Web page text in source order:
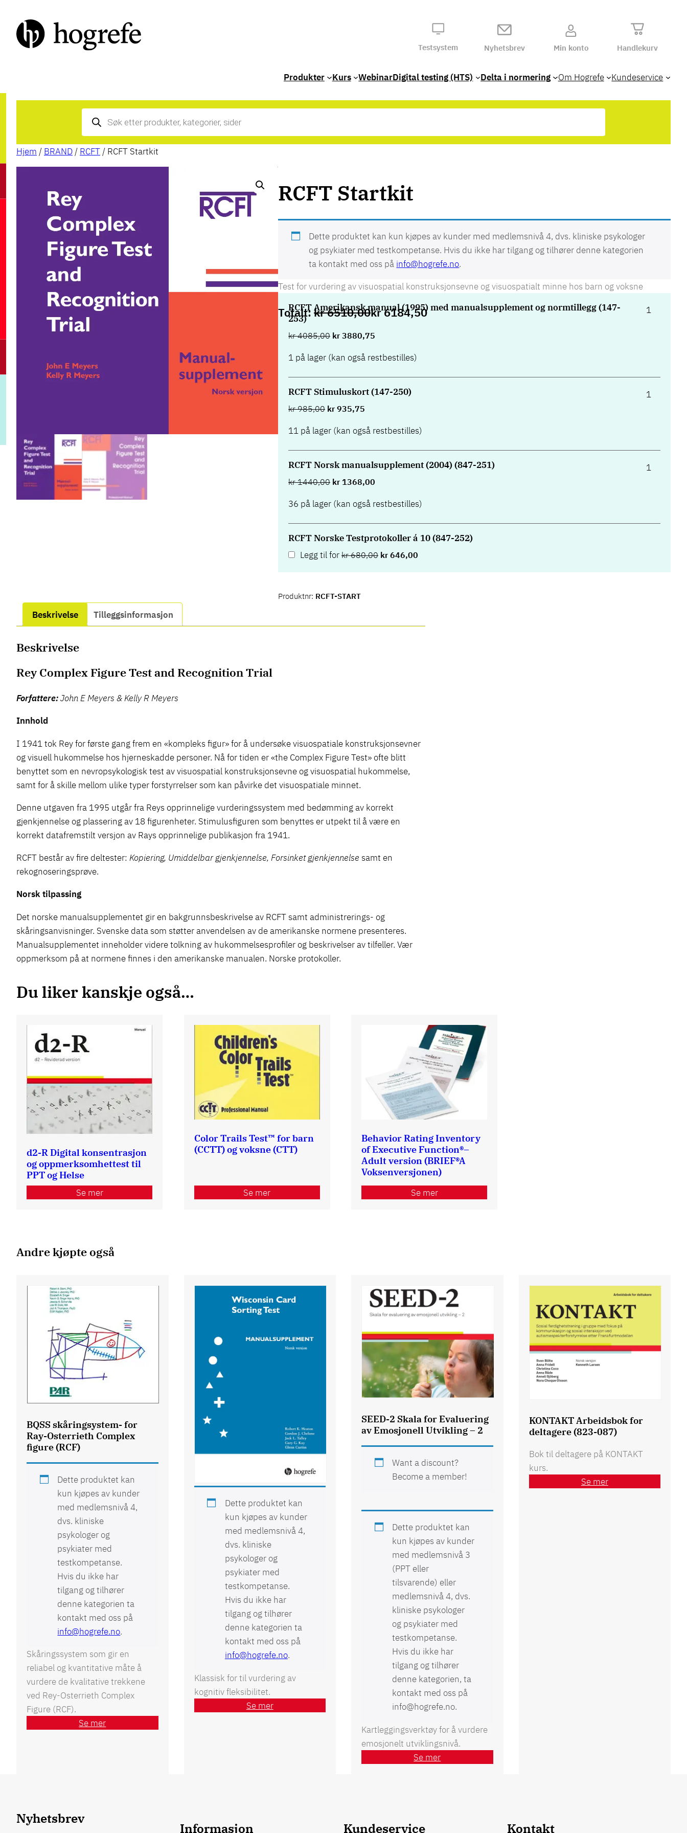
Testsystem Nyhetsbrev Min konto Handlekurv
Produkter Kurs WebinarDigital testing (HTS) Delta i normering Om Hogrefe Kundeservice
Products
search
Hjem / BRAND / RCFT / RCFT Startkit
RCFT Startkit
Dette produktet kan kun kjøpes av kunder med medlemsnivå 4, dvs. kliniske psykologer
og psykiater med testkompetanse. Hvis du ikke har tilgang og tilhører denne kategorien
ta kontakt med oss på info@hogrefe.no.
Test for vurdering av visuospatial konstruksjonsevne og visuospatialt minne hos barn og voksne
RCFT Amerikansk manual (1995) med manualsupplement og normtillegg (147-
253)
kr4085,00 kr 3880,75
1 på lager (kan også restbestilles)
1
RCFT Stimuluskort (147-250)
kr985,00 kr 935,75
11 på lager (kan også restbestilles)
1
RCFT Norsk manualsupplement (2004) (847-251)
kr1440,00 kr 1368,00
36 på lager (kan også restbestilles)
1
RCFT Norske Testprotokoller á 10 (847-252)
Legg til for kr680,00 kr 646,00
kr6510,00kr6184,50
Produktnr: RCFT-START
Beskrivelse Tilleggsinformasjon
Beskrivelse
Rey Complex Figure Test and Recognition Trial
Forfattere:John E Meyers & Kelly R Meyers
Innhold
I 1941 tok Rey for første gang frem en «kompleks figur» for å undersøke visuospatiale konstruksjonsevner
og visuell hukommelse hos hjerneskadde personer. Nå for tiden er «the Complex Figure Test» ofte blitt
benyttet som en nevropsykologisk test av visuospatial konstruksjonsevne og visuospatial hukommelse,
samt for å skille mellom ulike typer forstyrrelser som kan påvirke det visuospatiale minnet.
Denne utgaven fra 1995 utgår fra Reys opprinnelige vurderingssystem med bedømming av korrekt
gjenkjennelse og plassering av 18 figurenheter. Stimulusfiguren som benyttes er utpekt til å være en
korrekt datafremstilt versjon av Rays opprinnelige publikasjon fra 1941.
RCFT består av fire deltester: Kopiering, Umiddelbar gjenkjennelse, Forsinket gjenkjennelse samt en
rekognoseringsprøve.
Norsk tilpassing
Det norske manualsupplementet gir en bakgrunnsbeskrivelse av RCFT samt administrerings- og
skåringsanvisninger. Svenske data som støtter anvendelsen av de amerikanske normene presenteres.
Manualsupplementet inneholder videre tolkning av hukommelsesprofiler og beskrivelser av tilfeller. Vær
oppmerksom på at normene finnes i den amerikanske manualen. Norske protokoller.
Du liker kanskje også…
d2-R Digital konsentrasjon
og oppmerksomhettest til
PPT og Helse
Se mer
Color Trails Test™ for barn
(CCTT) og voksne (CTT)
Se mer
Behavior Rating Inventory
of Executive Function®–
Adult version (BRIEF®A
Voksenversjonen)
Se mer
Andre kjøpte også
BQSS skåringsystem- for
Ray-Osterrieth Complex
figure (RCF)
Dette produktet kan
kun kjøpes av kunder
med medlemsnivå 4,
dvs. kliniske
psykologer og
psykiater med
testkompetanse.
Hvis du ikke har
tilgang og tilhører
denne kategorien ta
kontakt med oss på
info@hogrefe.no.
Skåringssystem som gir en
reliabel og kvantitative måte å
vurdere de kvalitative trekkene
ved Rey-Osterrieth Complex
Figure (RCF).
Se mer
Dette produktet kan
kun kjøpes av kunder
med medlemsnivå 4,
dvs. kliniske
psykologer og
psykiater med
testkompetanse.
Hvis du ikke har
tilgang og tilhører
denne kategorien ta
kontakt med oss på
info@hogrefe.no.
Klassisk for til vurdering av
kognitiv fleksibilitet.
Se mer
SEED-2 Skala for Evaluering
av Emosjonell Utvikling – 2
Want a discount?
Become a member!
Dette produktet kan
kun kjøpes av kunder
med medlemsnivå 3
(PPT eller
tilsvarende) eller
medlemsnivå 4, dvs.
kliniske psykologer
og psykiater med
testkompetanse.
Hvis du ikke har
tilgang og tilhører
denne kategorien, ta
kontakt med oss på
info@hogrefe.no.
Kartleggingsverktøy for å vurdere
emosjonelt utviklingsnivå.
Se mer
KONTAKT Arbeidsbok for
deltagere (823-087)
Bok til deltagere på KONTAKT
kurs.
Se mer
Nyhetsbrev
Informasjon Kundeservice Kontakt